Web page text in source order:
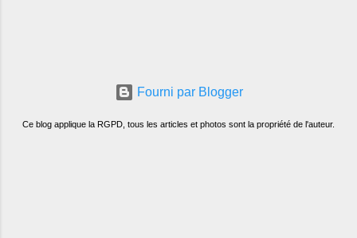
Fourni par Blogger
Ce blog applique la RGPD, tous les articles et photos sont la propriété de l'auteur.